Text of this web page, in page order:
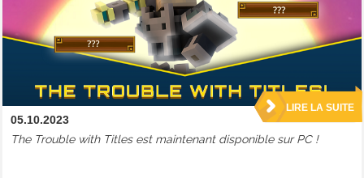
05.10.2023
The Trouble with Titles est maintenant disponible sur PC !
LIRE LA SUITE